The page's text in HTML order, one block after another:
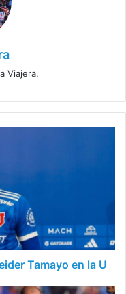
Viajera.
Tamayo en la U